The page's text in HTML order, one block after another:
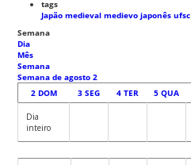
tags
Japão medievalmedievo japonêsufsc
Semana
Dia
Mês
Semana
Semana de agosto 2
2 DOM 3 SEG 4 TER 5 QUA
Dia
inteiro